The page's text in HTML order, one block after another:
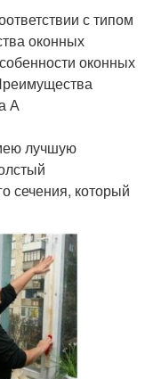
с типом
оконных
оконных
А
лучшую
сечения, который